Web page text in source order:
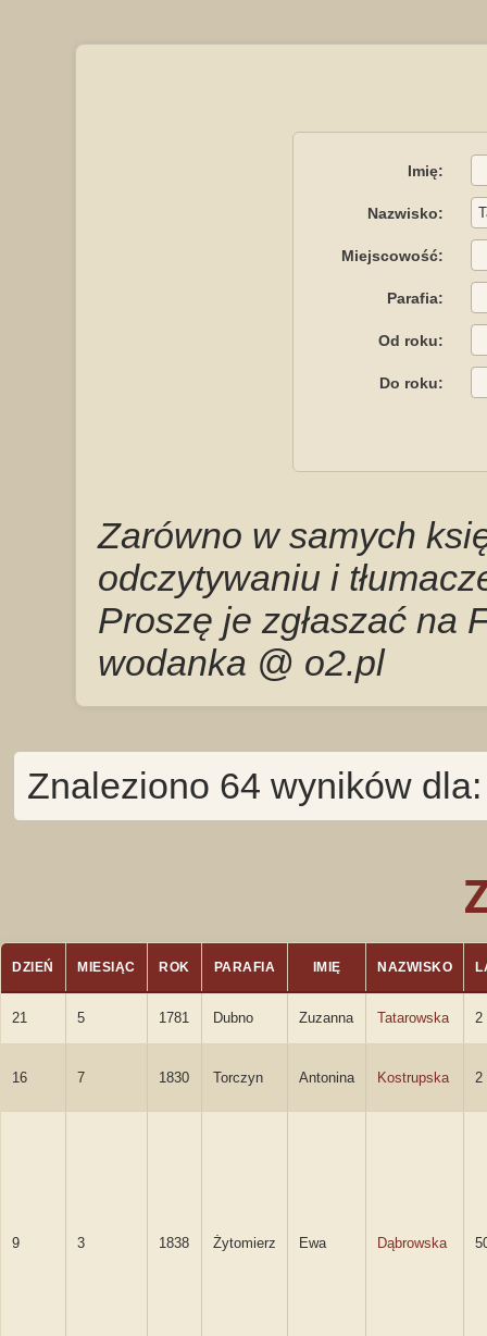
Imię:
Nazwisko:
Miejscowość:
Parafia:
Od roku:
Do roku:
Zarówno w samych
odczytywaniu i
Proszę je zgłaszać na
wodanka @ o2.pl
Znaleziono 64 wyników
DZIEŃ MIESIĄC ROK PARAFIA IMIĘ NAZWISKO
21 5 1781 Dubno Zuzanna Tatarowska 2
16 7 1830 Torczyn Antonina Kostrupska 2
9 3 1838 Żytomierz Ewa Dąbrowska